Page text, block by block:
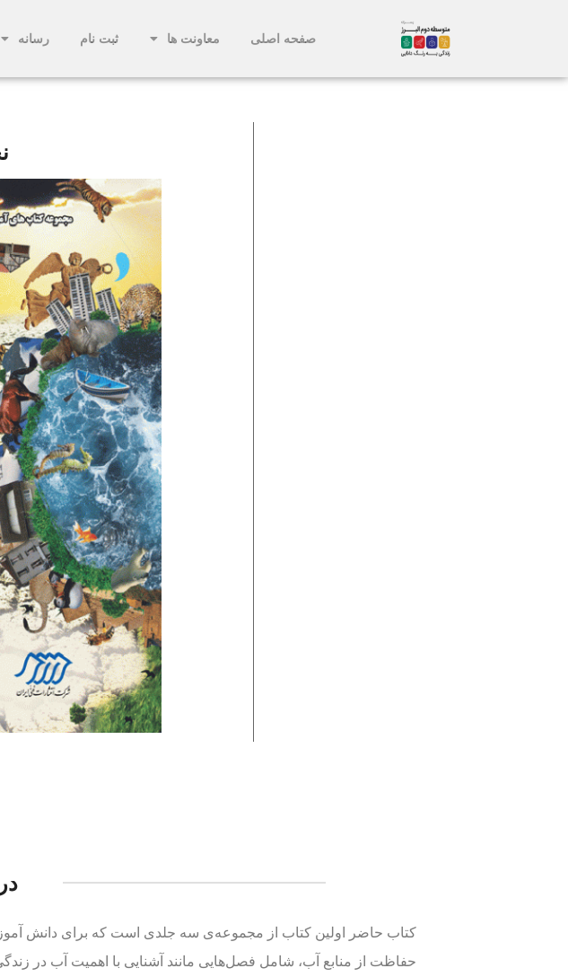
صفحه اصلی معاونت ها ثبت نام رسانه
کتاب حاضر اولین کتاب از مجموعه‌ی سه جلدی است که برای دانش
حفاظت از منابع آب، شامل فصل‌هایی مانند آشنایی با اهمیت آب در